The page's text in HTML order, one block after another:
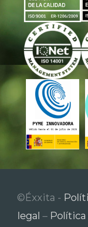
©Éxxita -
legal – Política